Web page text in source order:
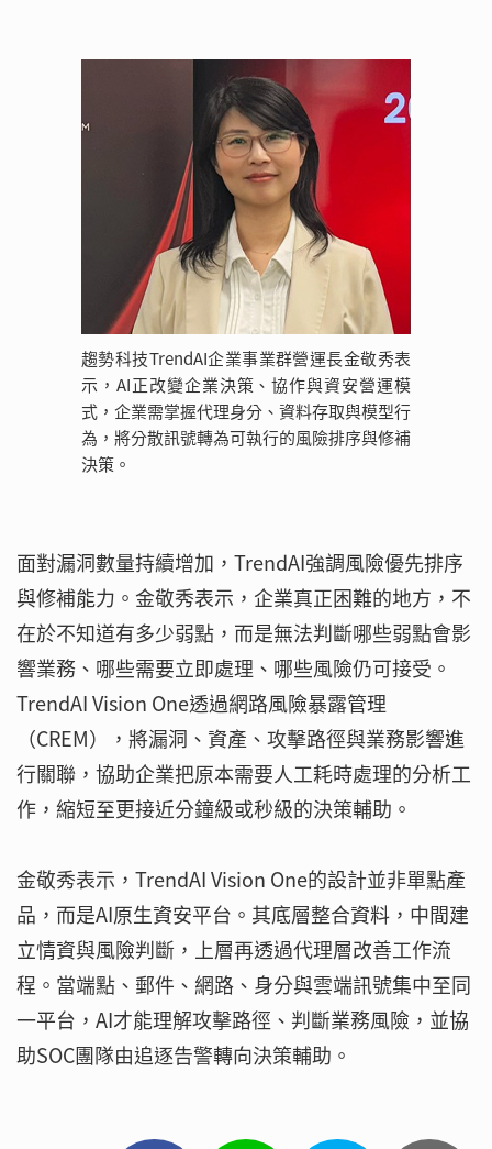
趨勢科技TrendAI企業事業群營運長金敬秀表
示，AI正改變企業決策、協作與資安營運模
式，企業需掌握代理身分、資料存取與模型行
為，將分散訊號轉為可執行的風險排序與修補
決策。
面對漏洞數量持續增加，TrendAI強調風險優先排序
與修補能力。金敬秀表示，企業真正困難的地方，不
在於不知道有多少弱點，而是無法判斷哪些弱點會影
響業務、哪些需要立即處理、哪些風險仍可接受。
TrendAI Vision One透過網路風險暴露管理
（CREM），將漏洞、資產、攻擊路徑與業務影響進
行關聯，協助企業把原本需要人工耗時處理的分析工
作，縮短至更接近分鐘級或秒級的決策輔助。
金敬秀表示，TrendAI Vision One的設計並非單點產
品，而是AI原生資安平台。其底層整合資料，中間建
立情資與風險判斷，上層再透過代理層改善工作流
程。當端點、郵件、網路、身分與雲端訊號集中至同
一平台，AI才能理解攻擊路徑、判斷業務風險，並協
助SOC團隊由追逐告警轉向決策輔助。